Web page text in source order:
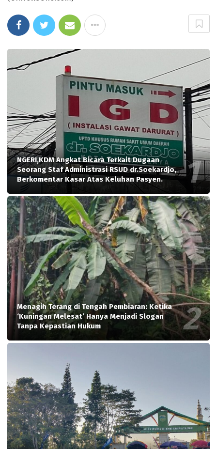
NGERI,KDM Angkat Bicara Terkait Dugaan
Seorang Staf Administrasi RSUD dr.Soekardjo,
Berkomentar Kasar Atas Keluhan Pasyen.
Menagih Terang di Tengah Pembiaran: Ketika
‘Kuningan Melesat’ Hanya Menjadi Slogan
Tanpa Kepastian Hukum